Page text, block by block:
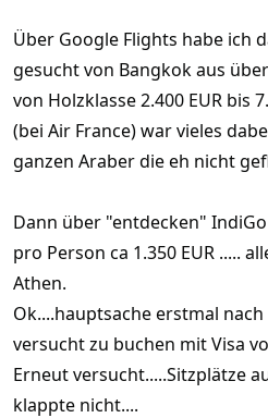
Über Google Flights habe ich
gesucht von Bangkok aus
von Holzklasse 2.400 EUR bis
(bei Air France) war vieles
ganzen Araber die eh nicht
Dann über "entdecken"
pro Person ca 1.350 EUR .....
Athen.
Ok....hauptsache erstmal
versucht zu buchen mit Visa
Erneut versucht.....Sitzplätze
klappte nicht....